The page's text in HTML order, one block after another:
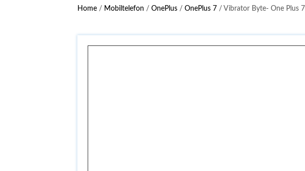
Home / Mobiltelefon /OnePlus /OnePlus 7 / Vibrator Byte- One Plus 7